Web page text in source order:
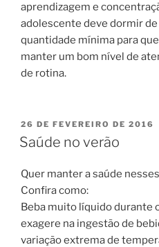
aprendizagem e
adolescente deve dormir de
quantidade mínima para
manter um bom nível de
de rotina.
PUBLICADO
EM
26 DE FEVEREIRO DE 2016
Saúde no verão
Quer manter a saúde
Confira como:
Beba muito líquido durante
exagere na ingestão de
variação extrema de